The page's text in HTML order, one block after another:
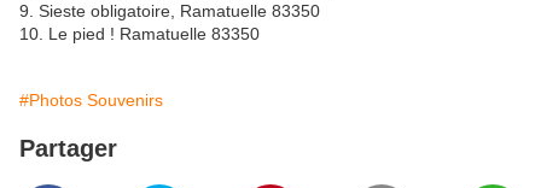
9. Sieste obligatoire, Ramatuelle 83350
10. Le pied ! Ramatuelle 83350
#Photos Souvenirs
Partager